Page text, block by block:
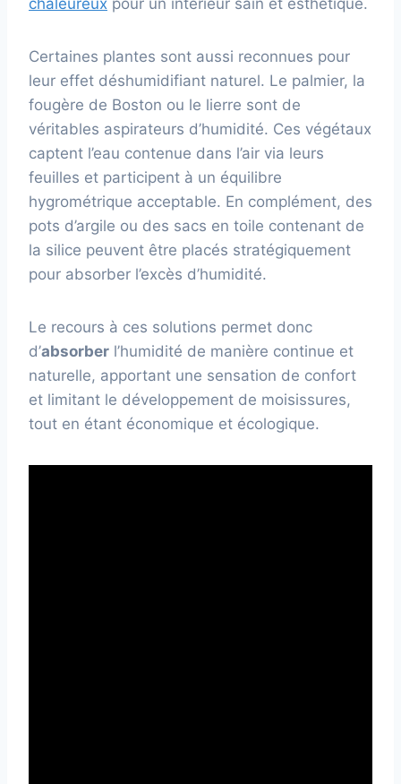
Certaines plantes sont aussi reconnues pour
leur effet déshumidifiant naturel. Le palmier, la
fougère de Boston ou le lierre sont de
véritables aspirateurs d’humidité. Ces végétaux
captent l’eau contenue dans l’air via leurs
feuilles et participent à un équilibre
hygrométrique acceptable. En complément, des
pots d’argile ou des sacs en toile contenant de
la silice peuvent être placés stratégiquement
pour absorber l’excès d’humidité.
Le recours à ces solutions permet donc
d’absorber l’humidité de manière continue et
naturelle, apportant une sensation de confort
et limitant le développement de moisissures,
tout en étant économique et écologique.